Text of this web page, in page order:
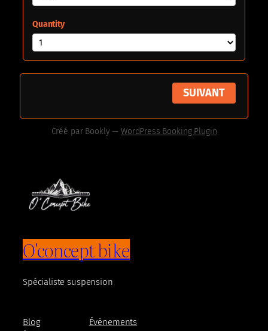
Quantity
SUIVANT
Créé par Bookly — WordPress Booking Plugin
O'concept bike
Spécialiste suspension
Blog
Évènements